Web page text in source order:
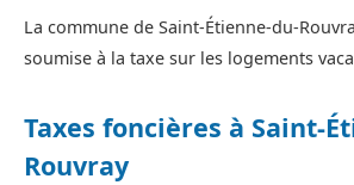
La commune de Saint-Étienne-du-
soumise à la taxe sur les logements
Taxes foncières à Saint-
Rouvray